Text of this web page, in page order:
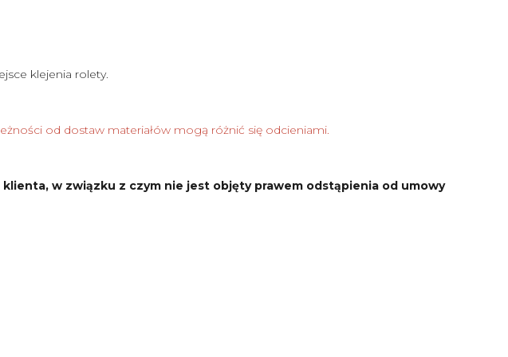
klejenia rolety.
od dostaw materiałów mogą różnić się odcieniami.
w związku z czym nie jest objęty prawem odstąpienia od umowy